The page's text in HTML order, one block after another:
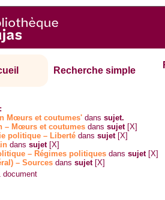
Recherche simple
Mœurs et coutumes' danssujet.
– Mœurs et coutumes danssujet [X]
politique – Liberté danssujet [X]
danssujet [X]
– Régimes politiques danssujet [X]
– Sources danssujet [X]
document